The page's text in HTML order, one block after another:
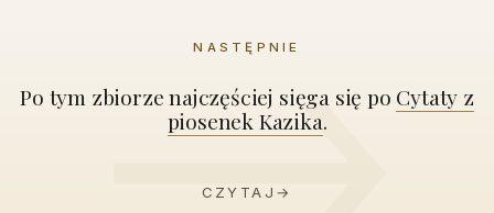
NASTĘPNIE
Po tym zbiorze najczęściej sięga się po Cytaty z
piosenek Kazika.
CZYTAJ →